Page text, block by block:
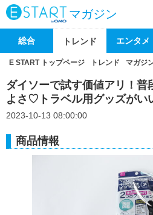
マガジン
総合 トレンド エンタメ
E START トップページ トレンド マガジ
ダイソーで試す価値アリ！普
よさ♡トラベル用グッズがい
2023-10-13 08:00:00
商品情報